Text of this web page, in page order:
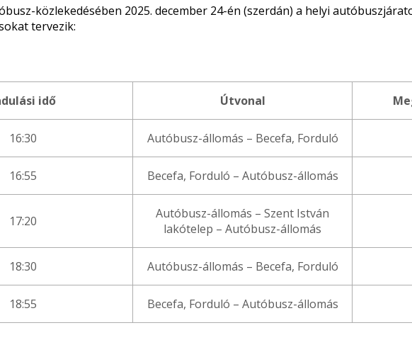
közlekedésében 2025. december 24-én (szerdán) a helyi
tervezik:
idő Útvonal
16:30 Autóbusz-állomás – Becefa, Forduló
16:55 Becefa, Forduló – Autóbusz-állomás
17:20
Autóbusz-állomás – Szent István
lakótelep – Autóbusz-állomás
18:30 Autóbusz-állomás – Becefa, Forduló
18:55 Becefa, Forduló – Autóbusz-állomás